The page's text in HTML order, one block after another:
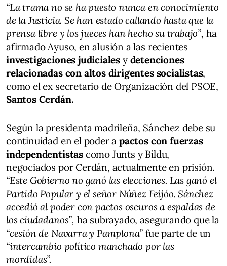
“La trama no se ha puesto nunca en conocimiento
de la Justicia. Se han estado callando hasta que la
prensa libre y los jueces han hecho su trabajo”, ha
afirmado Ayuso, en alusión a las recientes
investigaciones judiciales y detenciones
relacionadas con altos dirigentes socialistas,
como el ex secretario de Organización del PSOE,
Santos Cerdán.
Según la presidenta madrileña, Sánchez debe su
continuidad en el poder apactos con fuerzas
independentistascomo Junts y Bildu,
negociados por Cerdán, actualmente en prisión.
“Este Gobierno no ganó las elecciones. Las ganó el
Partido Popular y el señor Núñez Feijóo. Sánchez
accedió al poder con pactos oscuros a espaldas de
los ciudadanos”, ha subrayado, asegurando que la
“cesión de Navarra y Pamplona”fue parte de un
“intercambio político manchado por las
mordidas”.